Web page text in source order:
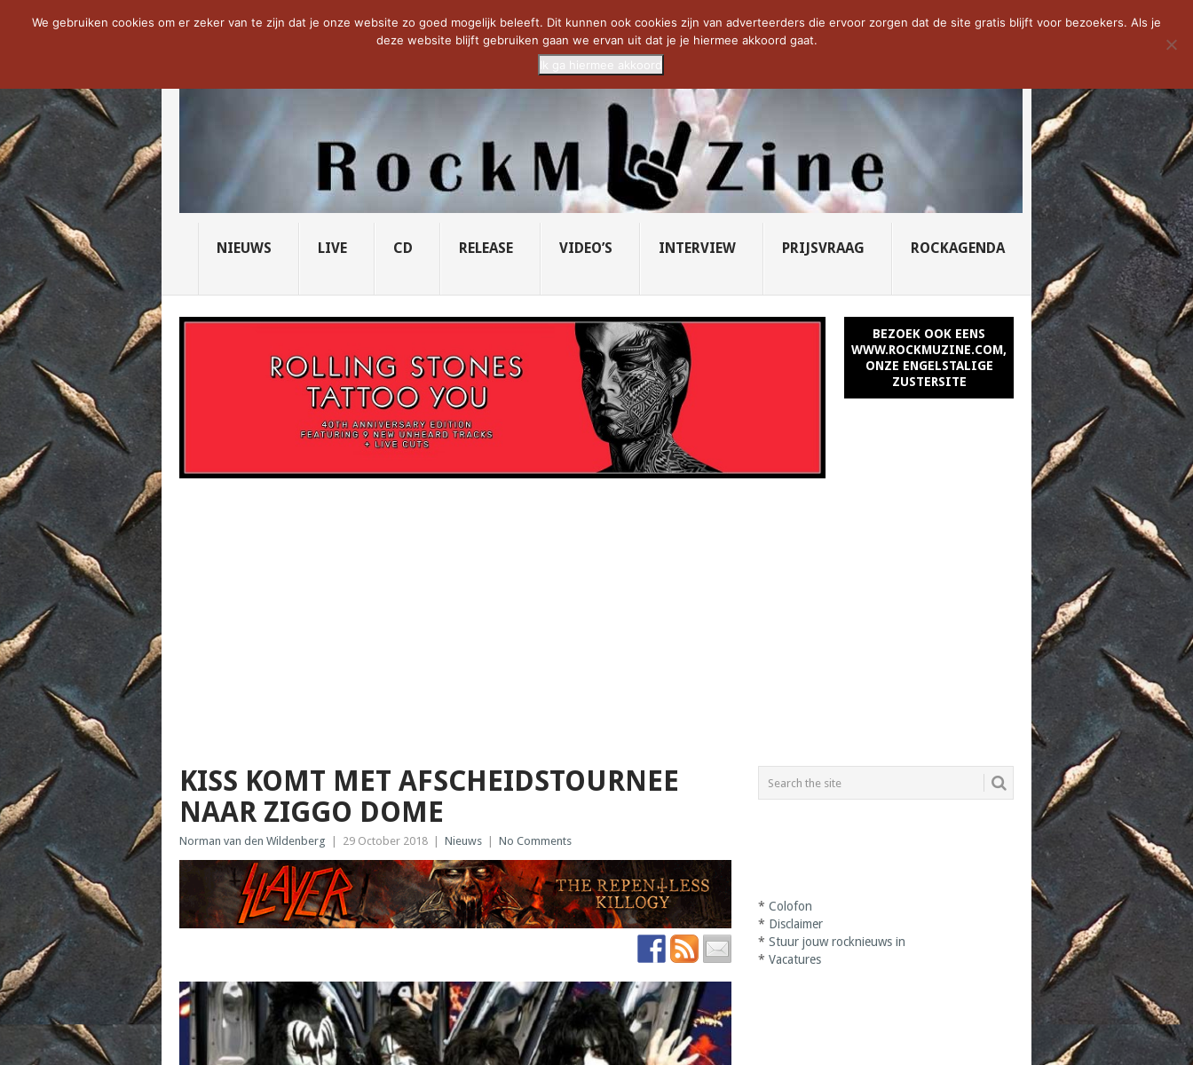
NOW TRENDING: THE VICIOUS HEAD SOCIETY... PRIDE OF LIONS – U... SAVATAGE KOMT TERUG IN 0... CD VAN DE WEEK: SLEEPING...
NIEUWS LIVE CD RELEASE VIDEO’S INTERVIEW PRIJSVRAAG ROCKAGENDA
BEZOEK OOK EENS
WWW.ROCKMUZINE.COM,
ONZE ENGELSTALIGE
ZUSTERSITE
KISS KOMT MET AFSCHEIDSTOURNEE
NAAR ZIGGO DOME
Norman van den Wildenberg 29 October 2018 Nieuws No Comments
*Colofon
* Disclaimer
*Stuur jouw rocknieuws in
*Vacatures
We gebruiken cookies om er zeker van te zijn dat je onze website zo goed mogelijk beleeft. Dit kunnen ook cookies zijn van adverteerders die ervoor zorgen dat de site gratis blijft voor bezoekers. Als je
deze website blijft gebruiken gaan we ervan uit dat je je hiermee akkoord gaat.
Ik ga hiermee akkoord